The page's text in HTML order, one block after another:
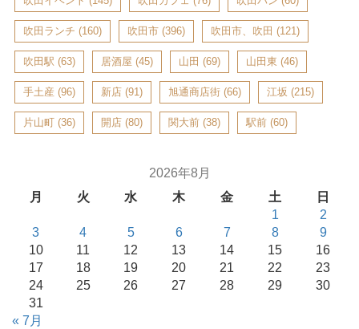
吹田ランチ (160) 吹田市 (396) 吹田市、吹田 (121)
吹田駅 (63) 居酒屋 (45) 山田 (69) 山田東 (46)
手土産 (96) 新店 (91) 旭通商店街 (66) 江坂 (215)
片山町 (36) 開店 (80) 関大前 (38) 駅前 (60)
2026年8月
月
火 水 木 金 土
日
1
2
3
4 5 6 7 8
9
10
11 12 13 14 15
16
17
18 19 20 21 22
23
24
25 26 27 28 29
30
31
« 7月